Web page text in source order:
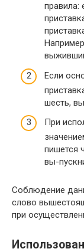
правила:
Если
шесть,
При
пишется
вы-
Соблюдение
слово
при